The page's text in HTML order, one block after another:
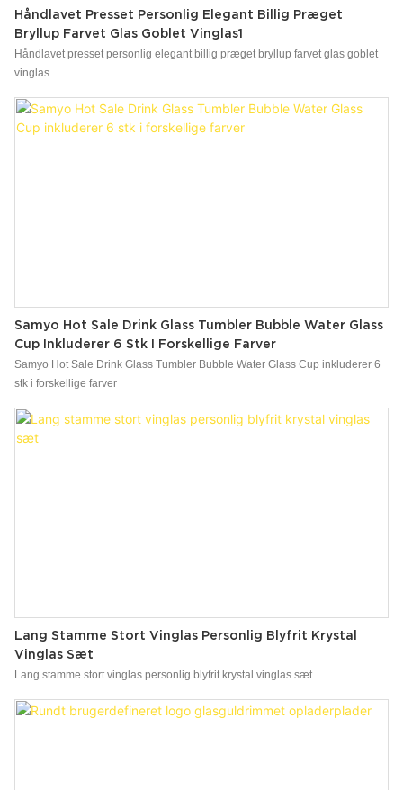
Håndlavet Presset Personlig Elegant Billig Præget
Bryllup Farvet Glas Goblet Vinglas1
Håndlavet presset personlig elegant billig præget bryllup farvet glas goblet
vinglas
Samyo Hot Sale Drink Glass Tumbler Bubble Water Glass
Cup Inkluderer 6 Stk I Forskellige Farver
Samyo Hot Sale Drink Glass Tumbler Bubble Water Glass Cup inkluderer 6
stk i forskellige farver
Lang Stamme Stort Vinglas Personlig Blyfrit Krystal
Vinglas Sæt
Lang stamme stort vinglas personlig blyfrit krystal vinglas sæt